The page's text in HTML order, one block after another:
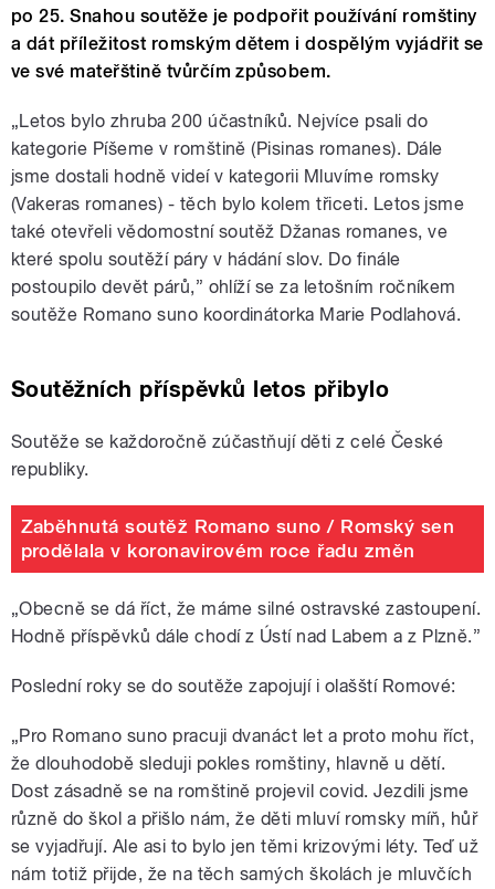
po 25. Snahou soutěže je podpořit používání romštiny
a dát příležitost romským dětem i dospělým vyjádřit se
ve své mateřštině tvůrčím způsobem.
„Letos bylo zhruba 200 účastníků. Nejvíce psali do
kategorie Píšeme v romštině (Pisinas romanes). Dále
jsme dostali hodně videí v kategorii Mluvíme romsky
(Vakeras romanes) - těch bylo kolem třiceti. Letos jsme
také otevřeli vědomostní soutěž Džanas romanes, ve
které spolu soutěží páry v hádání slov. Do finále
postoupilo devět párů,” ohlíží se za letošním ročníkem
soutěže Romano suno koordinátorka Marie Podlahová.
Soutěžních příspěvků letos přibylo
Soutěže se každoročně zúčastňují děti z celé České
republiky.
Zaběhnutá soutěž Romano suno / Romský sen
prodělala v koronavirovém roce řadu změn
„Obecně se dá říct, že máme silné ostravské zastoupení.
Hodně příspěvků dále chodí z Ústí nad Labem a z Plzně.”
Poslední roky se do soutěže zapojují i olašští Romové:
„Pro Romano suno pracuji dvanáct let a proto mohu říct,
že dlouhodobě sleduji pokles romštiny, hlavně u dětí.
Dost zásadně se na romštině projevil covid. Jezdili jsme
různě do škol a přišlo nám, že děti mluví romsky míň, hůř
se vyjadřují. Ale asi to bylo jen těmi krizovými léty. Teď už
nám totiž přijde, že na těch samých školách je mluvčích